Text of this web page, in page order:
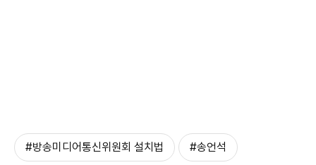
#방송미디어통신위원회 설치법 #송언석